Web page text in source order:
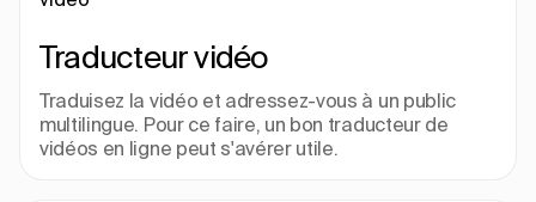
Traducteur vidéo
Traduisez la vidéo et adressez-vous à un public
multilingue. Pour ce faire, un bon traducteur de
vidéos en ligne peut s'avérer utile.